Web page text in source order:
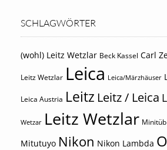
SCHLAGWÖRTER
(wohl) Leitz Wetzlar Beck Kassel Carl
Leitz Wetzlar Leica Leica/Märzhäuser
Leica Austria Leitz Leitz / Leica
Wetzar Leitz Wetzlar
Mitutuyo Nikon Nikon Lambda